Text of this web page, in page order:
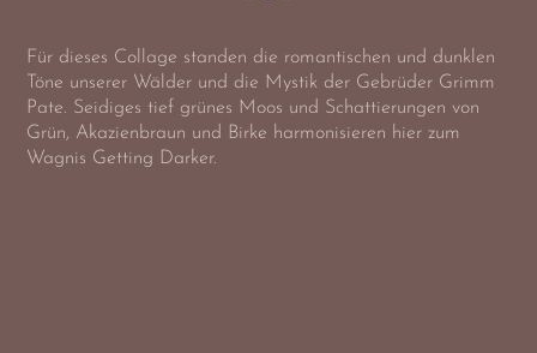
Für dieses Collage standen die romantischen und dunklen
Töne unserer Wälder und die Mystik der Gebrüder Grimm
Pate. Seidiges tief grünes Moos und Schattierungen von
Grün, Akazienbraun und Birke harmonisieren hier zum
Wagnis Getting Darker.